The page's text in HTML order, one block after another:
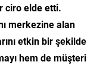
ciro elde etti.
merkezine alan
etkin bir şekilde
hem de müşteri